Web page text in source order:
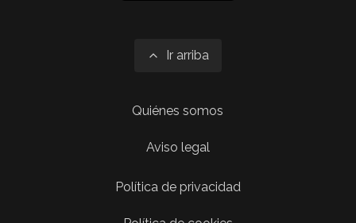
Ir arriba
Quiénes somos
Aviso legal
Política de privacidad